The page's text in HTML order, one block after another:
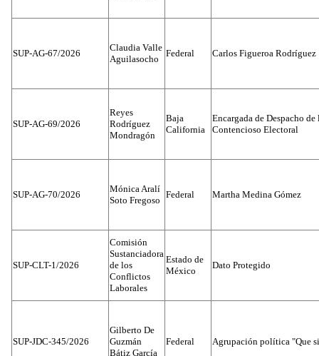
SUP-AG-67/2026
Claudia Valle
Aguilasocho
Federal Carlos Figueroa Rodríguez
SUP-AG-69/2026
Reyes
Rodríguez
Mondragón
Baja
California
Encargada de Despacho
Contencioso Electoral
SUP-AG-70/2026
Mónica Aralí
Soto Fregoso
Federal Martha Medina Gómez
SUP-CLT-1/2026
Comisión
Sustanciadora
de los
Conflictos
Laborales
Estado de
México
Dato Protegido
SUP-JDC-345/2026
Gilberto De
Guzmán
Bátiz García
Federal Agrupación política "Que